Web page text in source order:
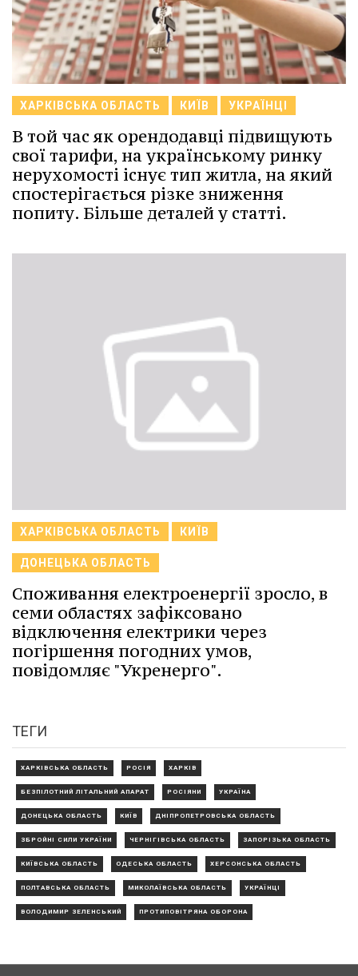
ХАРКІВСЬКА ОБЛАСТЬ КИЇВ УКРАЇНЦІ
В той час як орендодавці підвищують
свої тарифи, на українському ринку
нерухомості існує тип житла, на який
спостерігається різке зниження
попиту. Більше деталей у статті.
ХАРКІВСЬКА ОБЛАСТЬ КИЇВ
ДОНЕЦЬКА ОБЛАСТЬ
Споживання електроенергії зросло, в
семи областях зафіксовано
відключення електрики через
погіршення погодних умов,
повідомляє "Укренерго".
ТЕГИ
ХАРКІВСЬКА ОБЛАСТЬ РОСІЯ ХАРКІВ
БЕЗПІЛОТНИЙ ЛІТАЛЬНИЙ АПАРАТ РОСІЯНИ УКРАЇНА
ДОНЕЦЬКА ОБЛАСТЬ КИЇВ ДНІПРОПЕТРОВСЬКА ОБЛАСТЬ
ЗБРОЙНІ СИЛИ УКРАЇНИ ЧЕРНІГІВСЬКА ОБЛАСТЬ ЗАПОРІЗЬКА ОБЛАСТЬ
КИЇВСЬКА ОБЛАСТЬ ОДЕСЬКА ОБЛАСТЬ ХЕРСОНСЬКА ОБЛАСТЬ
ПОЛТАВСЬКА ОБЛАСТЬ МИКОЛАЇВСЬКА ОБЛАСТЬ УКРАЇНЦІ
ВОЛОДИМИР ЗЕЛЕНСЬКИЙ ПРОТИПОВІТРЯНА ОБОРОНА